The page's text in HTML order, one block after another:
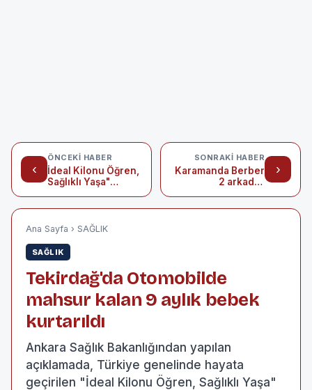
‹
ÖNCEKI HABER
İdeal Kilonu Öğren,
Sağlıklı Yaşa"
›
SONRAKI HABER
Karamanda Berber
2 arkadaş
Ana Sayfa › SAĞLIK
SAĞLIK
Tekirdağ'da Otomobilde
mahsur kalan 9 aylık bebek
kurtarıldı
Ankara Sağlık Bakanlığından yapılan
açıklamada, Türkiye genelinde hayata
geçirilen "İdeal Kilonu Öğren, Sağlıklı Yaşa"